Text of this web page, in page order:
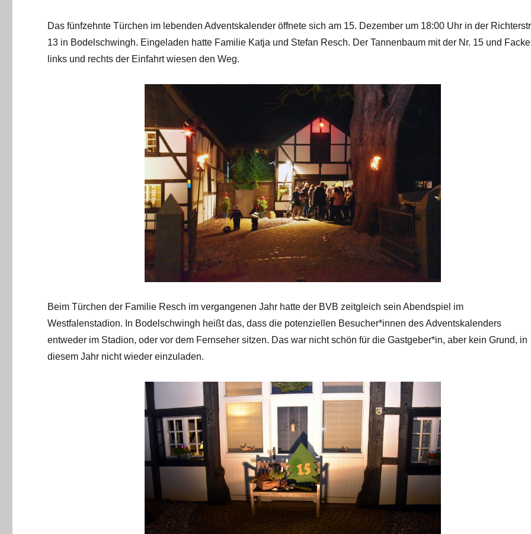
Das fünfzehnte Türchen im lebenden Adventskalender öffnete sich am 15. Dezember um 18:00 Uhr in der
13 in Bodelschwingh. Eingeladen hatte Familie Katja und Stefan Resch. Der Tannenbaum mit der Nr. 15 und
links und rechts der Einfahrt wiesen den Weg.
Beim Türchen der Familie Resch im vergangenen Jahr hatte der BVB zeitgleich sein Abendspiel im
Westfalenstadion. In Bodelschwingh heißt das, dass die potenziellen Besucher*innen des Adventskalenders
entweder im Stadion, oder vor dem Fernseher sitzen. Das war nicht schön für die Gastgeber*in, aber kein Grund, in
diesem Jahr nicht wieder einzuladen.